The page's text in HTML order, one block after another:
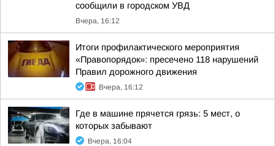
сообщили в городском УВД
Вчера, 16:12
Итоги профилактического мероприятия
«Правопорядок»: пресечено 118 нарушений
Правил дорожного движения
Вчера, 16:12
Где в машине прячется грязь: 5 мест, о
которых забывают
Вчера, 16:04